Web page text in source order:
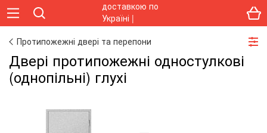
Протипожежні двері та перепони
Двері протипожежні одностулкові
(однопільні) глухі